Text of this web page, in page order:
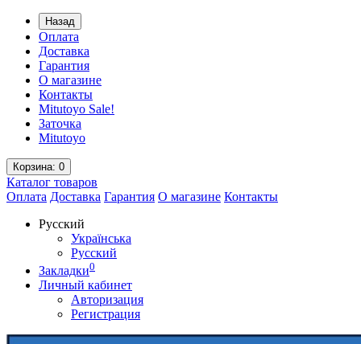
Назад
Оплата
Доставка
Гарантия
О магазине
Контакты
Mitutoyo Sale!
Заточка
Mitutoyo
Корзина: 0
Каталог товаров
Оплата Доставка Гарантия О магазине Контакты
Русский
Українська
Русский
Закладки0
Личный кабинет
Авторизация
Регистрация